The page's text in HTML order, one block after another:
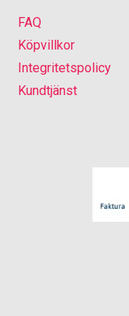
FAQ
Köpvillkor
Integritetspolicy
Kundtjänst